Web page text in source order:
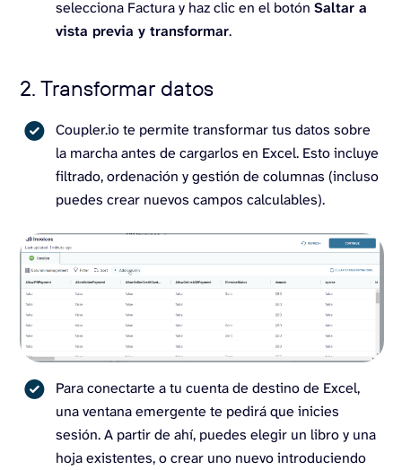
selecciona Factura y haz clic en el botón Saltar a
vista previa y transformar.
2. Transformar datos
Coupler.io te permite transformar tus datos sobre
la marcha antes de cargarlos en Excel. Esto incluye
filtrado, ordenación y gestión de columnas (incluso
puedes crear nuevos campos calculables).
Para conectarte a tu cuenta de destino de Excel,
una ventana emergente te pedirá que inicies
sesión. A partir de ahí, puedes elegir un libro y una
hoja existentes, o crear uno nuevo introduciendo